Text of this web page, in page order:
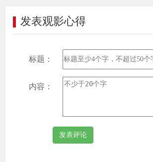
发表观影心得
标题：
内容：